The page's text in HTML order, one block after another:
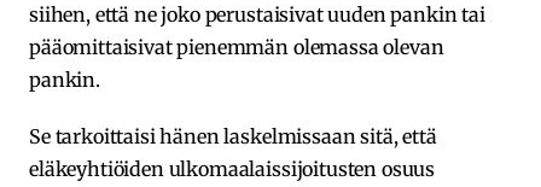
siihen, että ne joko perustaisivat uuden pankin tai
pääomittaisivat pienemmän olemassa olevan
pankin.
Se tarkoittaisi hänen laskelmissaan sitä, että
eläkeyhtiöiden ulkomaalaissijoitusten osuus